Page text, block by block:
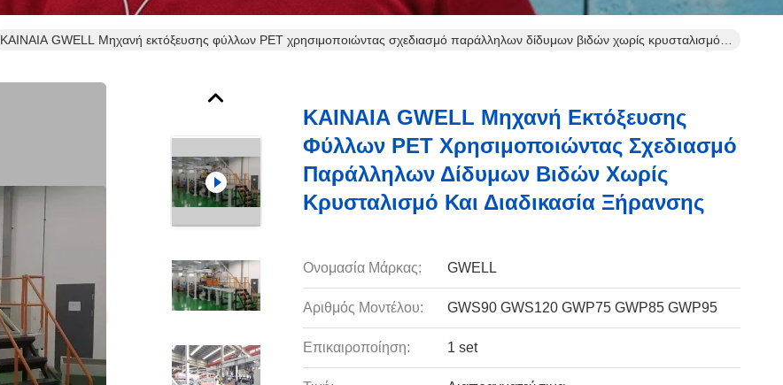
ΚΑΙΝΑΙΑ GWELL Μηχανή εκτόξευσης φύλλων PET χρησιμοποιώντας σχεδιασμό παράλληλων δίδυμων βιδών χωρίς κρυσταλισμό
ΚΑΙΝΑΙΑ GWELL Μηχανή Εκτόξευσης
Φύλλων PET Χρησιμοποιώντας Σχεδιασμό
Παράλληλων Δίδυμων Βιδών Χωρίς
Κρυσταλισμό Και Διαδικασία Ξήρανσης
Ονομασία Μάρκας: GWELL
Αριθμός Μοντέλου: GWS90 GWS120 GWP75 GWP85 GWP95
Επικαιροποίηση: 1 set